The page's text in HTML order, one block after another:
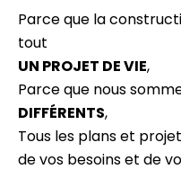
Parce que la
tout
UN PROJET DE VIE,
Parce que nous
DIFFÉRENTS,
Tous les plans et
de vos besoins et de